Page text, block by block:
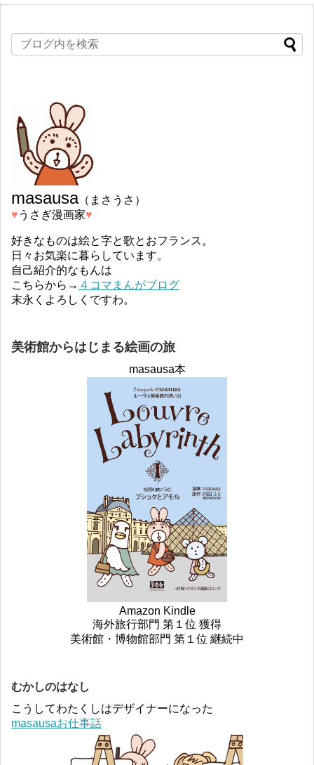
masausa（まさうさ）
♥︎ うさぎ漫画家♥︎
好きなものは絵と字と歌とおフランス。
日々お気楽に暮らしています。
自己紹介的なもんは
こちらから→ ４コマまんがブログ
末永くよろしくですわ。
美術館からはじまる絵画の旅
masausa本
Amazon Kindle
海外旅行部門 第１位 獲得
美術館・博物館部門 第１位 継続中
むかしのはなし
こうしてわたくしはデザイナーになった
masausaお仕事話